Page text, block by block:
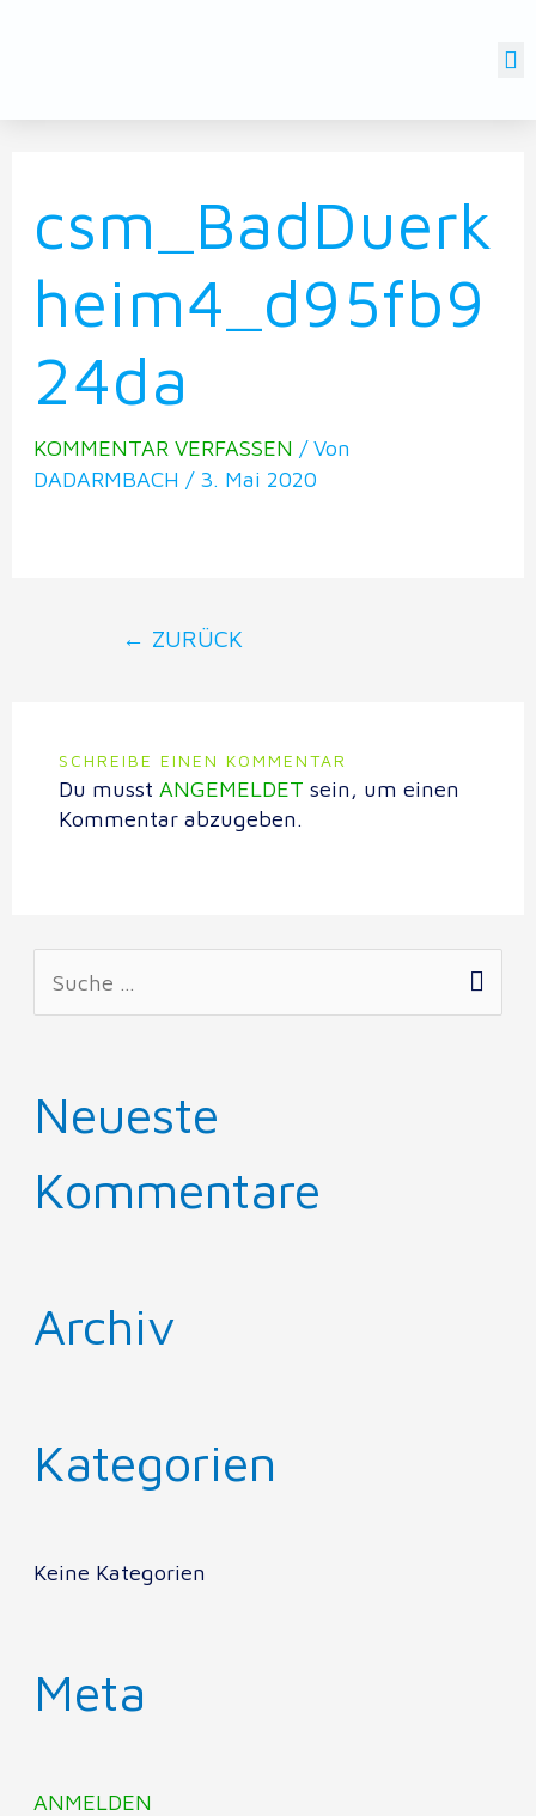
csm_BadDuerk
heim4_d95fb9
24da
KOMMENTAR VERFASSEN / Von
DADARMBACH / 3. Mai 2020
← ZURÜCK
SCHREIBE EINEN KOMMENTAR
Du musst ANGEMELDET sein, um einen
Kommentar abzugeben.
Neueste
Kommentare
Archiv
Kategorien
Keine Kategorien
Meta
ANMELDEN